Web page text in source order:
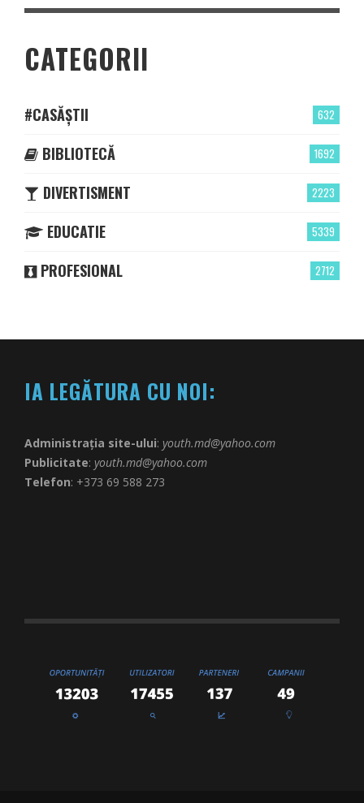
CATEGORII
632
#CASĂȘTII
1692
BIBLIOTECĂ
2223
DIVERTISMENT
5339
EDUCATIE
2712
PROFESIONAL
IA LEGĂTURA CU NOI:
Administrația site-ului: youth.md@yahoo.com
Publicitate: youth.md@yahoo.com
Telefon: +373 69 588 273